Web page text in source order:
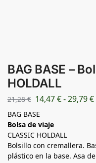
BAG BASE –
HOLDALL
21,28€ 14,47€-29,79€
BAG BASE
Bolsa de viaje
CLASSIC HOLDALL
Bolsillo con cremallera.
plástico en la base. Asa